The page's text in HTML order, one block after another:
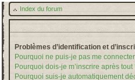
Index du forum
Problèmes d’identification et
Pourquoi ne puis-je pas me
Pourquoi dois-je m’inscrire après tout
Pourquoi suis-je automatiquement